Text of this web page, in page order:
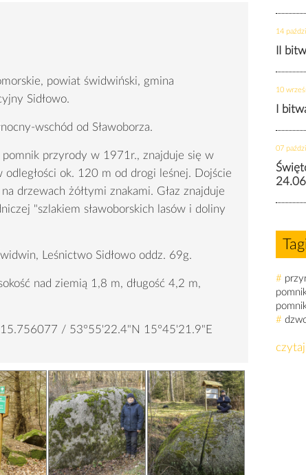
powiat świdwiński, gmina
Sidłowo.
wschód od Sławoborza.
pomnik przyrody w 1971r., znajduje się w
odległości ok. 120 m od drogi leśnej. Dojście
drzewach żółtymi znakami. Głaz znajduje
"szlakiem sławoborskich lasów i doliny
Leśnictwo Sidłowo oddz. 69g.
nad ziemią 1,8 m, długość 4,2 m,
/ 53°55'22.4"N 15°45'21.9"E
14
II
10
I
07
#
#